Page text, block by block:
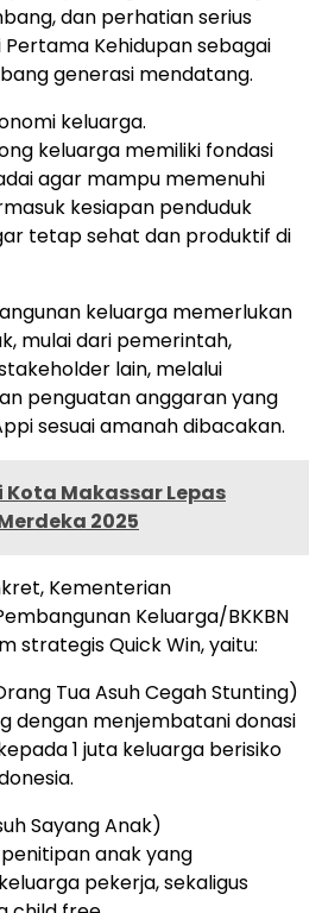
dan perhatian serius
Pertama Kehidupan sebagai
generasi mendatang.
keluarga.
keluarga memiliki fondasi
agar mampu memenuhi
kesiapan penduduk
tetap sehat dan produktif di
keluarga memerlukan
mulai dari pemerintah,
lain, melalui
penguatan anggaran yang
sesuai amanah dibacakan.
Kota Makassar Lepas
2025
Kementerian
Keluarga/BKKBN
strategis Quick Win, yaitu:
Tua Asuh Cegah Stunting)
dengan menjembatani donasi
1 juta keluarga berisiko
Sayang Anak)
anak yang
pekerja, sekaligus